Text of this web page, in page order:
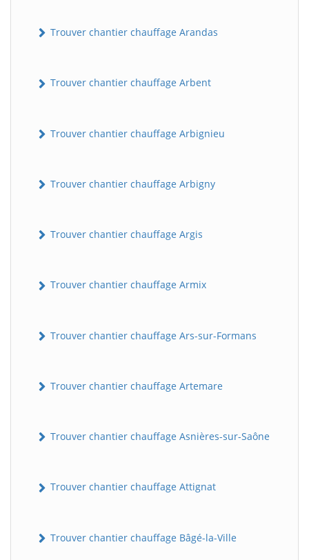
Trouver chantier chauffage Arandas
Trouver chantier chauffage Arbent
Trouver chantier chauffage Arbignieu
Trouver chantier chauffage Arbigny
Trouver chantier chauffage Argis
Trouver chantier chauffage Armix
Trouver chantier chauffage Ars-sur-Formans
Trouver chantier chauffage Artemare
Trouver chantier chauffage Asnières-sur-Saône
Trouver chantier chauffage Attignat
Trouver chantier chauffage Bâgé-la-Ville